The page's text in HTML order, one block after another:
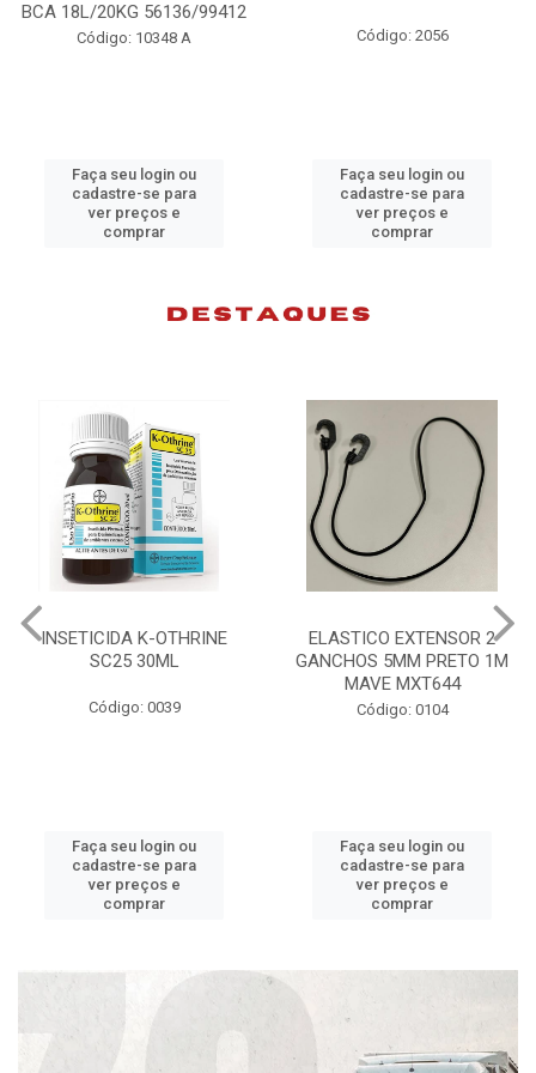
18L/20KG 56136/99412
Código: 10348 A
Faça seu login ou
cadastre-se para
ver preços e
comprar
Código: 2056
Faça seu login ou
cadastre-se para
ver preços e
comprar
INSETICIDA K-OTHRINE
SC25 30ML
Código: 0039
Faça seu login ou
cadastre-se para
ver preços e
comprar
ELASTICO EXTENSOR 2
GANCHOS 5MM PRETO 1M
MAVE MXT644
Código: 0104
Faça seu login ou
cadastre-se para
ver preços e
comprar